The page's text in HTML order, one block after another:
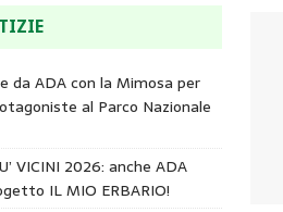
da ADA con la Mimosa per
al Parco Nazionale
VICINI 2026: anche ADA
IL MIO ERBARIO!